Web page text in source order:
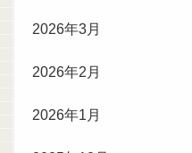
2026年3月
2026年2月
2026年1月